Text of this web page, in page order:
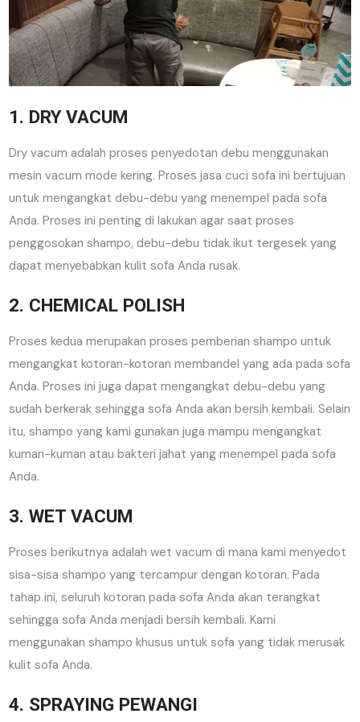
1. DRY VACUM
Dry vacum adalah proses penyedotan debu menggunakan
mesin vacum mode kering. Proses jasa cuci sofa ini bertujuan
untuk mengangkat debu-debu yang menempel pada sofa
Anda. Proses ini penting di lakukan agar saat proses
penggosokan shampo, debu-debu tidak ikut tergesek yang
dapat menyebabkan kulit sofa Anda rusak.
2. CHEMICAL POLISH
Proses kedua merupakan proses pemberian shampo untuk
mengangkat kotoran-kotoran membandel yang ada pada sofa
Anda. Proses ini juga dapat mengangkat debu-debu yang
sudah berkerak sehingga sofa Anda akan bersih kembali. Selain
itu, shampo yang kami gunakan juga mampu mengangkat
kuman-kuman atau bakteri jahat yang menempel pada sofa
Anda.
3. WET VACUM
Proses berikutnya adalah wet vacum di mana kami menyedot
sisa-sisa shampo yang tercampur dengan kotoran. Pada
tahap ini, seluruh kotoran pada sofa Anda akan terangkat
sehingga sofa Anda menjadi bersih kembali. Kami
menggunakan shampo khusus untuk sofa yang tidak merusak
kulit sofa Anda.
4. SPRAYING PEWANGI